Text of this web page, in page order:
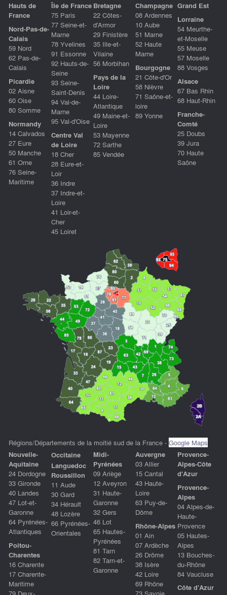
Hauts de
France
Nord-Pas-de-
Calais
59 Nord
62 Pas-de-
Calais
Picardie
02 Aisne
60 Oise
80 Somme
Normandy
14 Calvados
27 Eure
50 Manche
61 Orne
76 Seine-
Maritime
ÎIe de France
75 Paris
77 Seine-et-
Marne
78 Yvelines
91 Essonne
92 Hauts-de-
Seine
93 Seine-
Saint-Denis
94 Val-de-
Marne
95 Val-d'Oise
Centre Val
de Loire
18 Cher
28 Eure-et-
Loir
36 Indre
37 Indre-et-
Loire
41 Loir-et-
Cher
45 Loiret
Bretagne
22 Côtes-
d'Armor
29 Finistère
35 Ille-et-
Vilaine
56 Morbihan
Pays de la
Loire
44 Loire-
Atlantique
49 Maine-et-
Loire
53 Mayenne
72 Sarthe
85 Vendée
Champagne
08 Ardennes
10 Aube
51 Marne
52 Haute
Marne
Bourgogne
21 Côte-d'Or
58 Nièvre
71 Saône-et-
loire
89 Yonne
Grand Est
Lorraine
54 Meurthe-
et-Moselle
55 Meuse
57 Moselle
88 Vosges
Alsace
67 Bas Rhin
68 Haut-Rhin
Franche-
Comté
25 Doubs
39 Jura
70 Haute
Saône
Régions/Départements de la moitié sud de la France - Google Maps
Nouvelle-
Aquitaine
24 Dordogne
33 Gironde
40 Landes
47 Lot-et-
Garonne
64 Pyrénées-
Atlantiques
Poitou-
Charentes
16 Charente
17 Charente-
Maritime
79 Deux-
Occitaine
Languedoc
Roussillon
11 Aude
30 Gard
34 Hérault
48 Lozère
66 Pyrénées-
Orientales
Midi-
Pyrénées
09 Ariège
12 Aveyron
31 Haute-
Garonne
32 Gers
46 Lot
65 Hautes-
Pyrénées
81 Tarn
82 Tarn-et-
Garonne
Auvergne
03 Allier
15 Cantal
43 Haute-
Loire
63 Puy-de-
Dôme
Rhône-Alpes
01 Ain
07 Ardèche
26 Drôme
38 Isère
42 Loire
69 Rhône
73 Savoie
Provence-
Alpes-Côte
d'Azur
Provence-
Alpes
04 Alpes-de-
Haute-
Provence
05 Hautes-
Alpes
13 Bouches-
du-Rhône
84 Vaucluse
Côte d'Azur